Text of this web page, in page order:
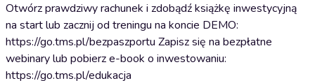
Otwórz prawdziwy rachunek i zdobądź książkę inwestycyjną
na start lub zacznij od treningu na koncie DEMO:
https://go.tms.pl/bezpaszportu Zapisz się na bezpłatne
webinary lub pobierz e-book o inwestowaniu:
https://go.tms.pl/edukacja